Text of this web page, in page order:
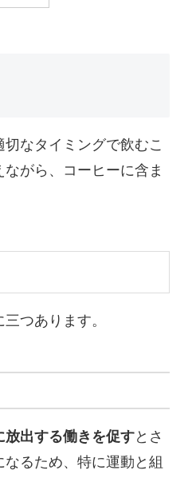
なタイミングで飲むこ
がら、コーヒーに含ま
つあります。
放出する働きを促すとさ
るため、特に運動と組